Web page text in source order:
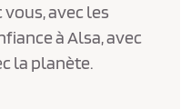
vous, avec les
à Alsa, avec
la planète.